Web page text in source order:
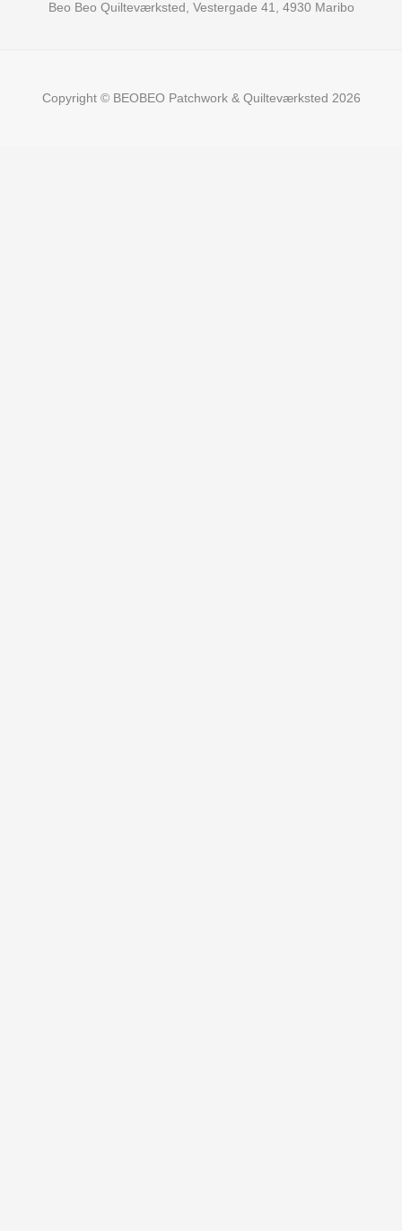
Beo Beo Quilteværksted, Vestergade 41, 4930 Maribo
Copyright © BEOBEO Patchwork & Quilteværksted 2026